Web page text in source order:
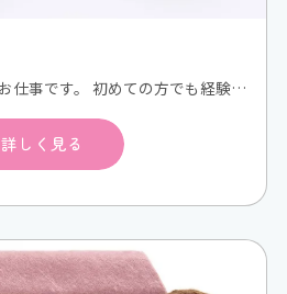
訪問看護ステーションのお仕事です。 初めての方でも経験豊富なスタッフが同行訪問し、丁寧に指導します。 初期研修や学会などの外部研修にも積極的に参加します。 スキルアップにより昇給もあり。 次事業所開設の管理者候補も目指せます。 電動自転車などで訪問看護利用者様のご自宅にうかがい、在宅看護/リハビリテーションサービスを提供します。ご利用者様は退院後のケアが必要な方、ターミナルケアの方々が中心となります。また、難病、精神科訪問看護、も実施しています。 訪問看護が初めての方でも同行訪問してスキルアップをサポートしますので、安心して働いていただけます。
詳しく見る